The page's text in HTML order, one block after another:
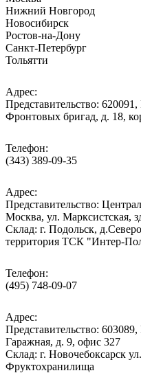
Нижний Новгород
Новосибирск
Ростов-на-Дону
Санкт-Петербург
Тольятти
Адрес:
Представительство: 620091,
Фронтовых бригад, д. 18,
Телефон:
(343) 389-09-35
Адрес:
Представительство:
Москва, ул. Марксистская,
Cклад: г. Подольск,
территория ТСК "Интер-
Телефон:
(495) 748-09-07
Адрес:
Представительство:
Гаражная, д. 9, офис 327
Склад: г. Новочебоксарск
Фруктохранилища